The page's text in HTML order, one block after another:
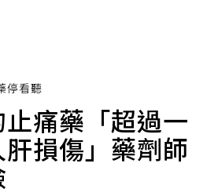
停看聽
痛藥「超過一
損傷」藥劑師